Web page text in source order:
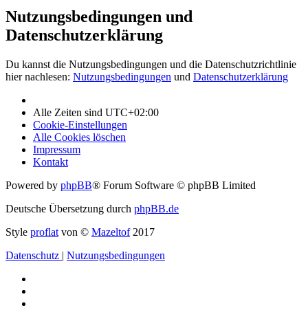
Nutzungsbedingungen und
Datenschutzerklärung
Du kannst die Nutzungsbedingungen und die Datenschutzrichtlinie
hier nachlesen: Nutzungsbedingungen und Datenschutzerklärung
Alle Zeiten sind UTC+02:00
Cookie-Einstellungen
Alle Cookies löschen
Impressum
Kontakt
Powered by phpBB® Forum Software © phpBB Limited
Deutsche Übersetzung durch phpBB.de
Style proflat von © Mazeltof2017
Datenschutz | Nutzungsbedingungen